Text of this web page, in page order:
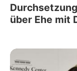
über Ehe mit